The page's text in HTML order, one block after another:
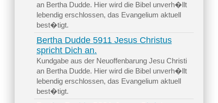
an Bertha Dudde. Hier wird die Bibel unverh�llt
lebendig erschlossen, das Evangelium aktuell
best�tigt.
Bertha Dudde 5911 Jesus Christus
spricht Dich an.
Kundgabe aus der Neuoffenbarung Jesu Christi
an Bertha Dudde. Hier wird die Bibel unverh�llt
lebendig erschlossen, das Evangelium aktuell
best�tigt.